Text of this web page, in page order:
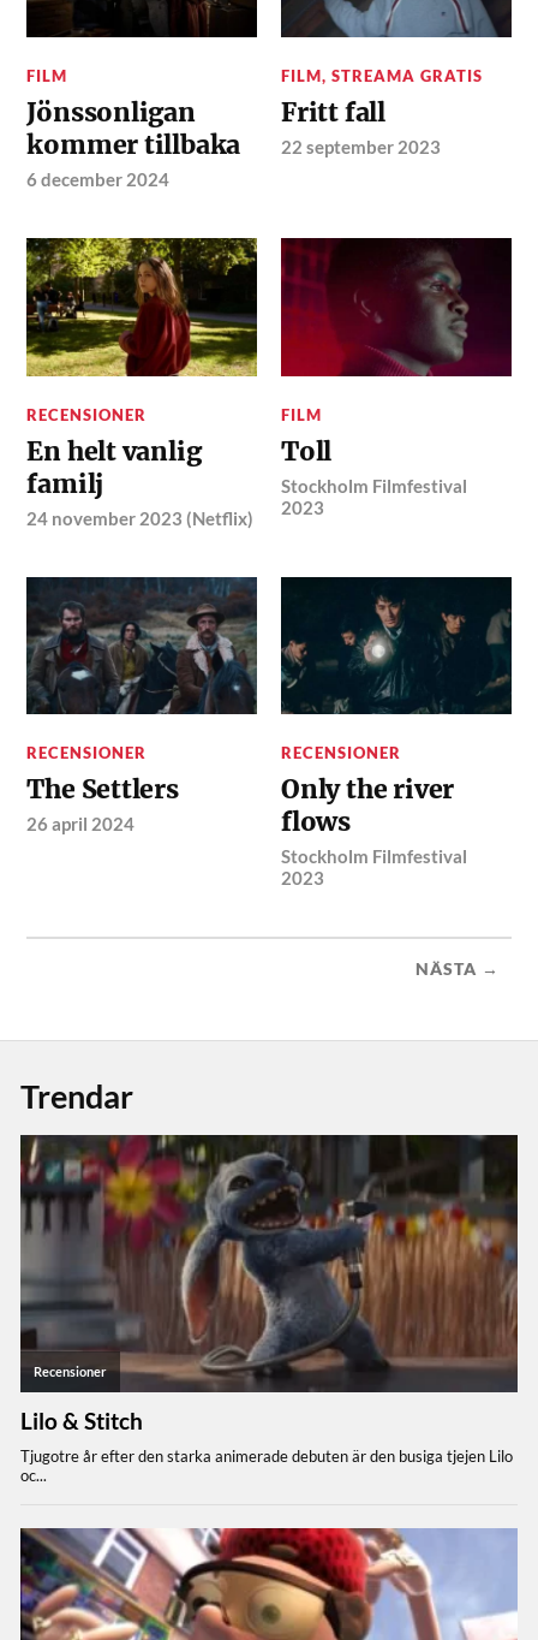
FILM
Jönssonligan
kommer tillbaka
6 december 2024
FILM,STREAMA GRATIS
Fritt fall
22 september 2023
RECENSIONER
En helt vanlig
familj
24 november 2023 (Netflix)
FILM
Toll
Stockholm Filmfestival
2023
RECENSIONER
The Settlers
26 april 2024
RECENSIONER
Only the river
flows
Stockholm Filmfestival
2023
NÄSTA →
Trendar